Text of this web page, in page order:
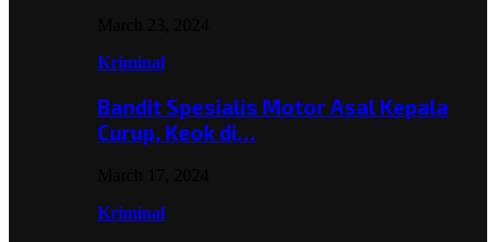
Kriminal
Bandit Spesialis Motor Asal Kepala
Curup, Keok di…
Kriminal